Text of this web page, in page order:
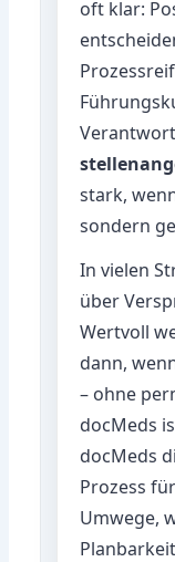
oft klar:
stark,
sondern
In vielen
über
Wertvoll
dann,
– ohne
docMeds
docMeds
Prozess
Umwege,